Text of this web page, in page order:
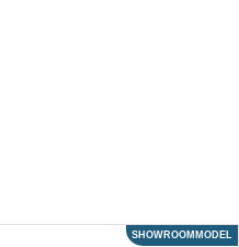
ACTIE
SHOWROOMMODEL